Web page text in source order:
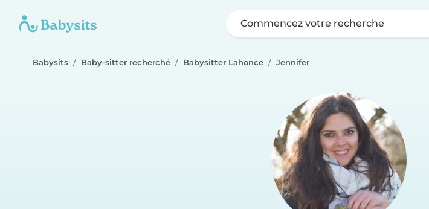
Commencez votre recherche
Babysits Baby-sitter recherché Babysitter Lahonce Jennifer